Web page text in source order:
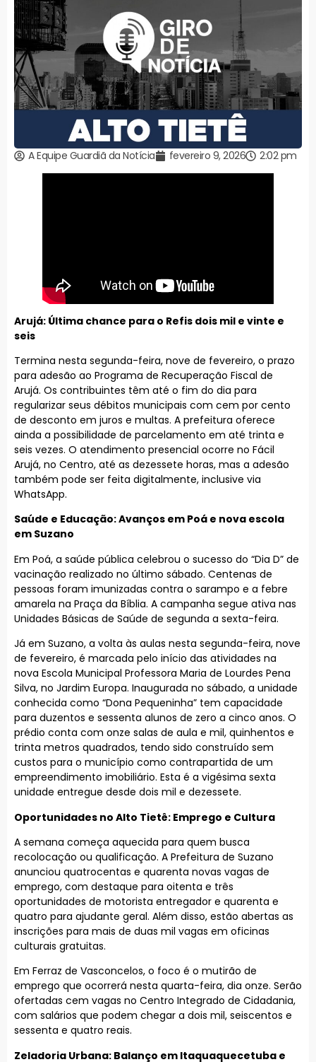
A Equipe Guardiã da Notícia fevereiro 9, 2026 2:02 pm
Arujá: Última chance para o Refis dois mil e vinte e
seis
Termina nesta segunda-feira, nove de fevereiro, o prazo
para adesão ao Programa de Recuperação Fiscal de
Arujá. Os contribuintes têm até o fim do dia para
regularizar seus débitos municipais com cem por cento
de desconto em juros e multas. A prefeitura oferece
ainda a possibilidade de parcelamento em até trinta e
seis vezes. O atendimento presencial ocorre no Fácil
Arujá, no Centro, até as dezessete horas, mas a adesão
também pode ser feita digitalmente, inclusive via
WhatsApp.
Saúde e Educação: Avanços em Poá e nova escola
em Suzano
Em Poá, a saúde pública celebrou o sucesso do “Dia D” de
vacinação realizado no último sábado. Centenas de
pessoas foram imunizadas contra o sarampo e a febre
amarela na Praça da Bíblia. A campanha segue ativa nas
Unidades Básicas de Saúde de segunda a sexta-feira.
Já em Suzano, a volta às aulas nesta segunda-feira, nove
de fevereiro, é marcada pelo início das atividades na
nova Escola Municipal Professora Maria de Lourdes Pena
Silva, no Jardim Europa. Inaugurada no sábado, a unidade
conhecida como “Dona Pequeninha” tem capacidade
para duzentos e sessenta alunos de zero a cinco anos. O
prédio conta com onze salas de aula e mil, quinhentos e
trinta metros quadrados, tendo sido construído sem
custos para o município como contrapartida de um
empreendimento imobiliário. Esta é a vigésima sexta
unidade entregue desde dois mil e dezessete.
Oportunidades no Alto Tietê: Emprego e Cultura
A semana começa aquecida para quem busca
recolocação ou qualificação. A Prefeitura de Suzano
anunciou quatrocentas e quarenta novas vagas de
emprego, com destaque para oitenta e três
oportunidades de motorista entregador e quarenta e
quatro para ajudante geral. Além disso, estão abertas as
inscrições para mais de duas mil vagas em oficinas
culturais gratuitas.
Em Ferraz de Vasconcelos, o foco é o mutirão de
emprego que ocorrerá nesta quarta-feira, dia onze. Serão
ofertadas cem vagas no Centro Integrado de Cidadania,
com salários que podem chegar a dois mil, seiscentos e
sessenta e quatro reais.
Zeladoria Urbana: Balanço em Itaquaquecetuba e